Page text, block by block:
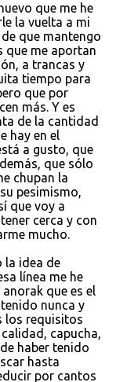
que me he
la vuelta a mi
que mantengo
que me aportan
a trancas y
tiempo para
que por
más. Y es
de la cantidad
hay en el
a gusto, que
que sólo
chupan la
pesimismo,
que voy a
cerca y con
mucho.
la idea de
línea me he
que es el
nunca y
los requisitos
capucha,
haber tenido
hasta
por cantos